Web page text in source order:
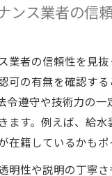
ンス業者の信
業者の信頼性を見
可の有無を確認す
令遵守や技術力の一
ます。例えば、給
在籍しているかもポ
明性や説明の丁寧